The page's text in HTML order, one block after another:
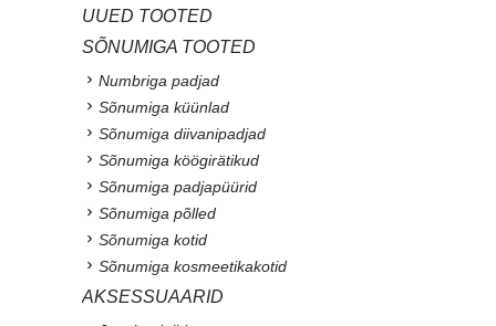
UUED TOOTED
SÕNUMIGA TOOTED
Numbriga padjad
Sõnumiga küünlad
Sõnumiga diivanipadjad
Sõnumiga köögirätikud
Sõnumiga padjapüürid
Sõnumiga põlled
Sõnumiga kotid
Sõnumiga kosmeetikakotid
AKSESSUAARID